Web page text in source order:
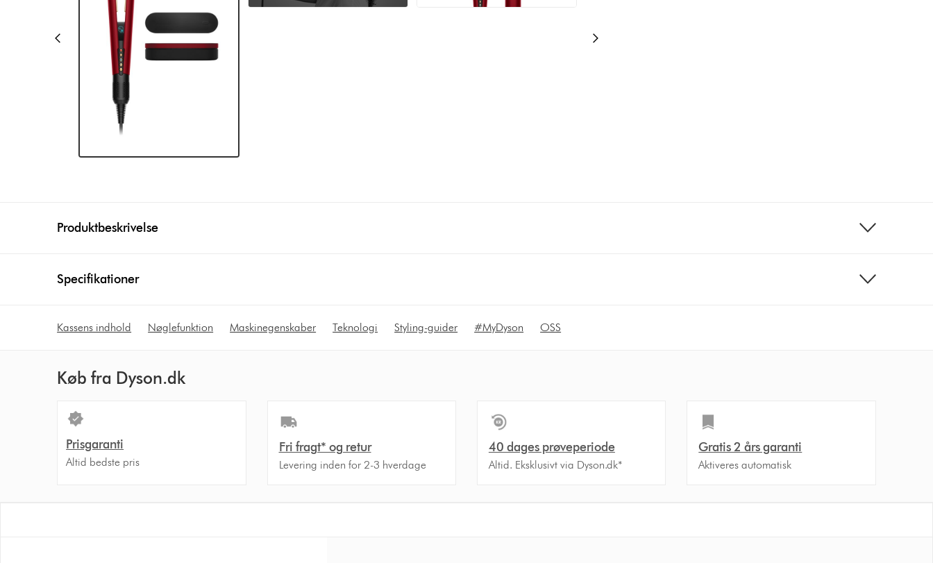
Produktbeskrivelse
Specifikationer
Kassens indhold Nøglefunktion Maskinegenskaber Teknologi Styling-guider #MyDyson OSS
Køb fra Dyson.dk
Prisgaranti
Altid bedste pris
Fri fragt* og retur
Levering inden for 2-3 hverdage
40 dages prøveperiode
Altid. Eksklusivt via Dyson.dk*
Gratis 2 års garanti
Aktiveres automatisk